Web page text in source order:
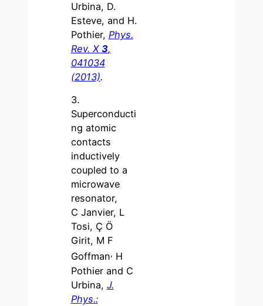
Urbina, D.
Esteve, and H.
Pothier, Phys.
Rev. X 3,
041034
(2013).
3.
Superconducti
ng atomic
contacts
inductively
coupled to a
microwave
resonator,
C Janvier, L
Tosi, Ç Ö
Girit, M F
Goffman, H
Pothier and C
Urbina, J.
Phys.: